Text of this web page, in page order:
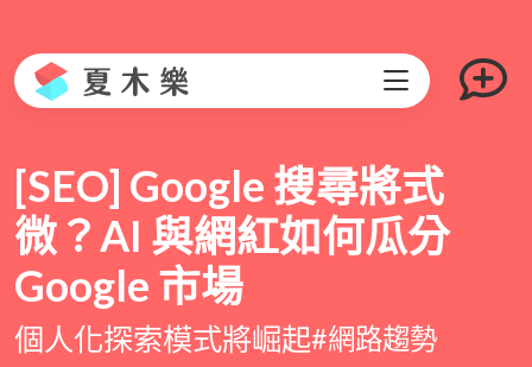
[SEO] Google 搜尋將式
微？AI 與網紅如何瓜分
Google 市場
個人化探索模式將崛起#網路趨勢